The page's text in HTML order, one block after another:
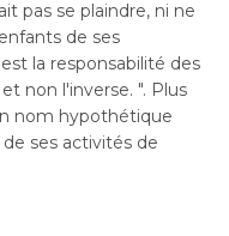
pas se plaindre, ni ne
de ses
la responsabilité des
non l'inverse. ". Plus
nom hypothétique
ses activités de